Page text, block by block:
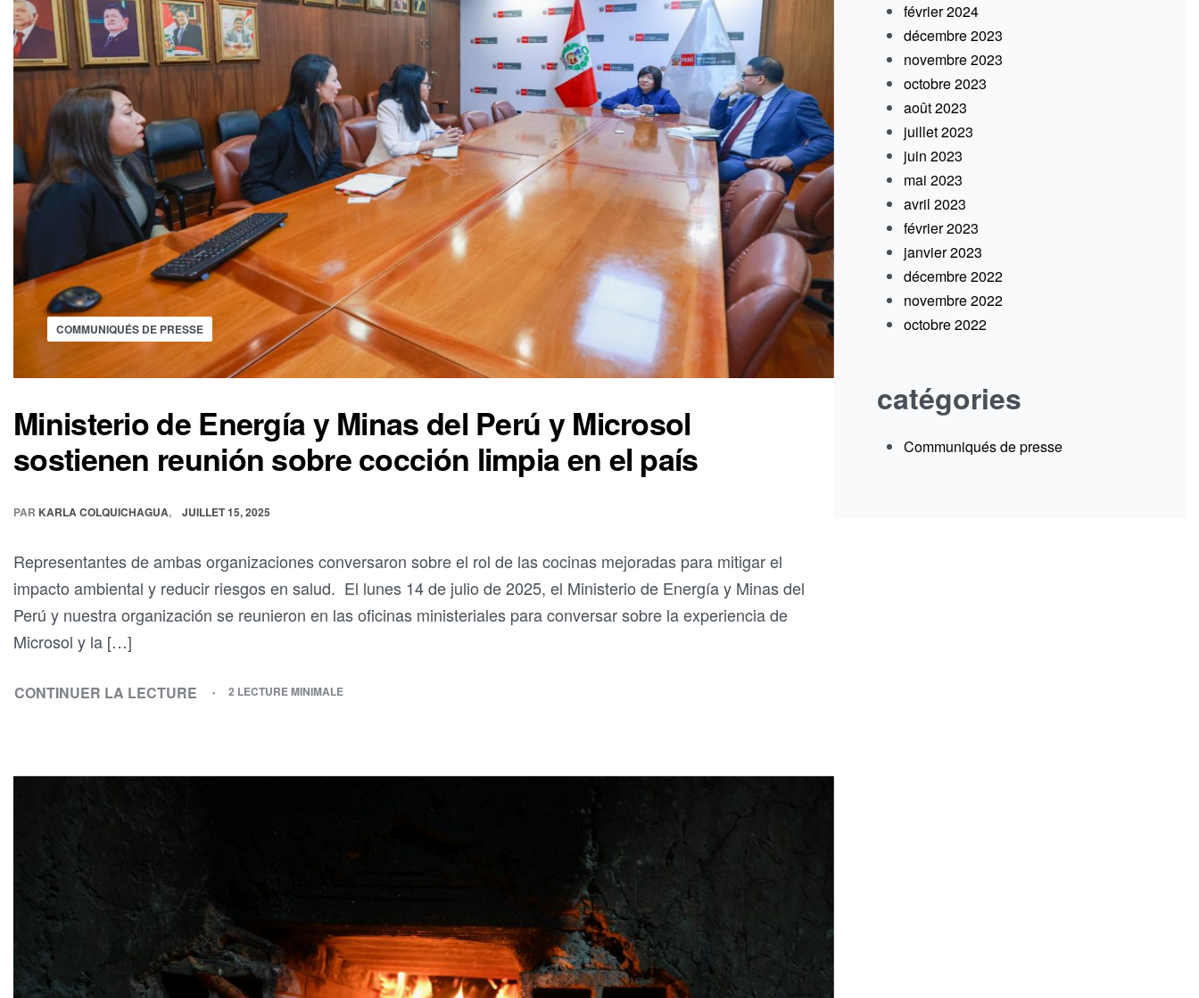
COMMUNIQUÉS DE PRESSE
Ministerio de Energía y Minas del Perú y Microsol
sostienen reunión sobre cocción limpia en el país
PAR KARLA COLQUICHAGUA JUILLET 15, 2025
Representantes de ambas organizaciones conversaron sobre el rol de las cocinas mejoradas para mitigar el
impacto ambiental y reducir riesgos en salud. El lunes 14 de julio de 2025, el Ministerio de Energía y Minas del
Perú y nuestra organización se reunieron en las oficinas ministeriales para conversar sobre la experiencia de
Microsol y la […]
CONTINUER LA LECTURE 2 LECTURE MINIMALE
février 2024
décembre 2023
novembre 2023
octobre 2023
août 2023
juillet 2023
juin 2023
mai 2023
avril 2023
février 2023
janvier 2023
décembre 2022
novembre 2022
octobre 2022
catégories
Communiqués de presse